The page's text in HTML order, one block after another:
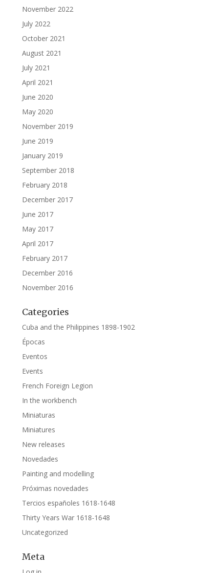
November 2022
July 2022
October 2021
August 2021
July 2021
April 2021
June 2020
May 2020
November 2019
June 2019
January 2019
September 2018
February 2018
December 2017
June 2017
May 2017
April 2017
February 2017
December 2016
November 2016
Categories
Cuba and the Philippines 1898-1902
Épocas
Eventos
Events
French Foreign Legion
In the workbench
Miniaturas
Miniatures
New releases
Novedades
Painting and modelling
Próximas novedades
Tercios españoles 1618-1648
Thirty Years War 1618-1648
Uncategorized
Meta